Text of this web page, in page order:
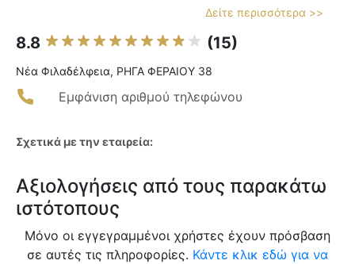
Δείτε περισσότερα >>
8.8 (15)
Νέα Φιλαδέλφεια, ΡΗΓΑ ΦΕΡΑΙΟΥ 38
Εμφάνιση αριθμού τηλεφώνου
Σχετικά με την εταιρεία:
Αξιολογήσεις από τους παρακάτω
ιστότοπους
Μόνο οι εγγεγραμμένοι χρήστες έχουν πρόσβαση
σε αυτές τις πληροφορίες. Κάντε κλικ εδώ για να